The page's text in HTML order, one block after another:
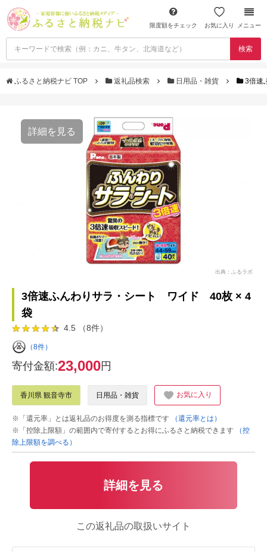
限度額をチェック お気に入り メニュー
検索
ふるさと納税ナビ TOP 返礼品検索 日用品・雑貨 3倍速
詳細を見る
出典：ふるラボ
3倍速ふんわりサラ・シート ワイド 40枚 × 4
袋
4.5 （8件）
（8件）
寄付金額:23,000円
香川県 観音寺市 日用品・雑貨 お気に入り
※「還元率」とは返礼品のお得度を測る指標です
（還元率とは）
※「控除上限額」の範囲内で寄付するとお得にふるさと納税できます
（控
除上限額を調べる）
詳細を見る
この返礼品の取扱いサイト